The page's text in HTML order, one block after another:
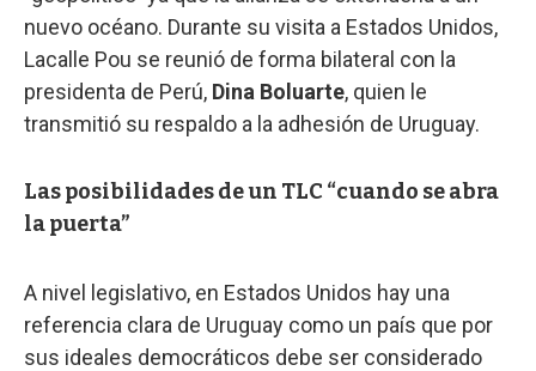
nuevo océano. Durante su visita a Estados Unidos,
Lacalle Pou se reunió de forma bilateral con la
presidenta de Perú, Dina Boluarte, quien le
transmitió su respaldo a la adhesión de Uruguay.
Las posibilidades de un TLC “cuando se abra
la puerta”
A nivel legislativo, en Estados Unidos hay una
referencia clara de Uruguay como un país que por
sus ideales democráticos debe ser considerado